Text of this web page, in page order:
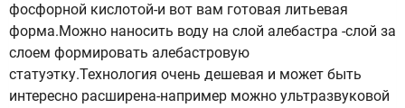
фосфорной кислотой-и вот вам готовая литьевая
форма.Можно наносить воду на слой алебастра -слой за
слоем формировать алебастровую
статуэтку.Технология очень дешевая и может быть
интересно расширена-например можно ультразвуковой